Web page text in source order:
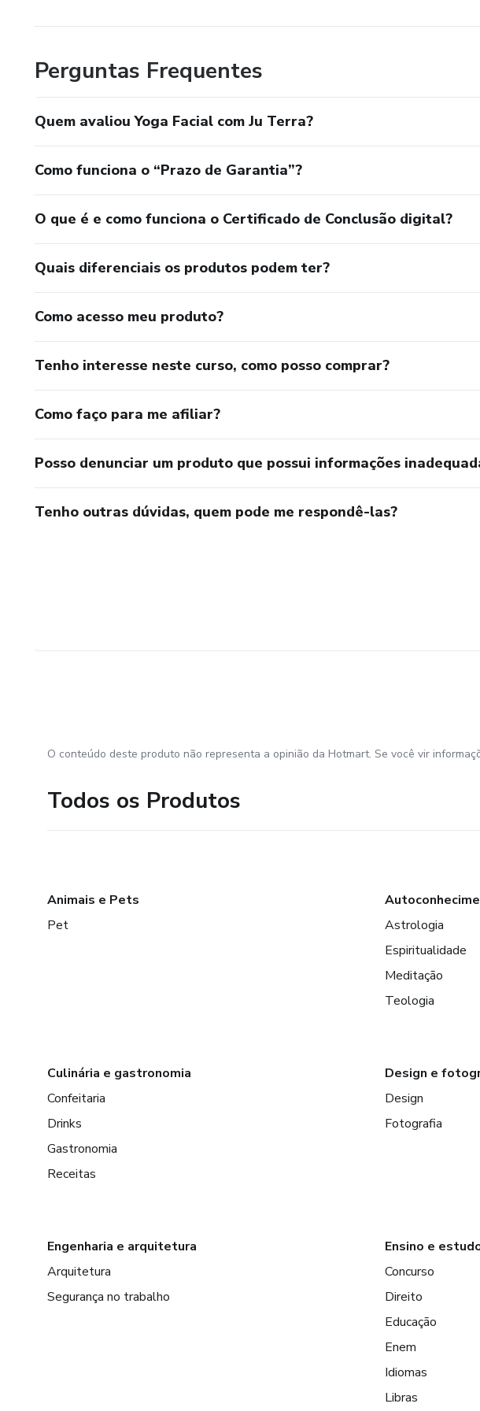
Iyengar Yoga.
Perguntas Frequentes
Quem avaliou Yoga Facial com Ju Terra?
Como funciona o “Prazo de Garantia”?
O que é e como funciona o Certificado de Conclusão digital?
Quais diferenciais os produtos podem ter?
Como acesso meu produto?
Tenho interesse neste curso, como posso comprar?
Como faço para me afiliar?
Posso denunciar um produto que possui informações
Tenho outras dúvidas, quem pode me respondê-las?
O conteúdo deste produto não representa a opinião da Hotmart. Se você vir
Todos os Produtos
Animais e Pets
Pet
Astrologia
Espiritualidade
Meditação
Teologia
Culinária e gastronomia
Confeitaria
Drinks
Gastronomia
Receitas
Design e
Design
Fotografia
Engenharia e arquitetura
Arquitetura
Segurança no trabalho
Ensino e
Concurso
Direito
Educação
Enem
Idiomas
Libras